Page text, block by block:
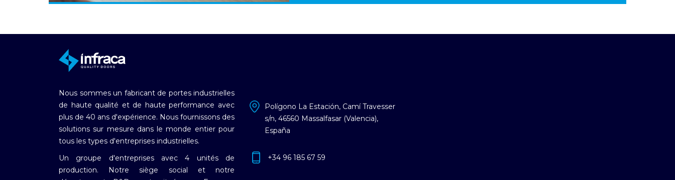
Nous sommes un fabricant de portes industrielles
de haute qualité et de haute performance avec
plus de 40 ans d'expérience. Nous fournissons des
solutions sur mesure dans le monde entier pour
tous les types d'entreprises industrielles.
Un groupe d'entreprises avec 4 unités de
production. Notre siège social et notre
Polígono La Estación, Camí Travesser
s/n, 46560 Massalfasar (Valencia),
España
+34 96 185 67 59